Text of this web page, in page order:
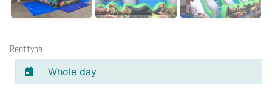
Renttype
Whole day